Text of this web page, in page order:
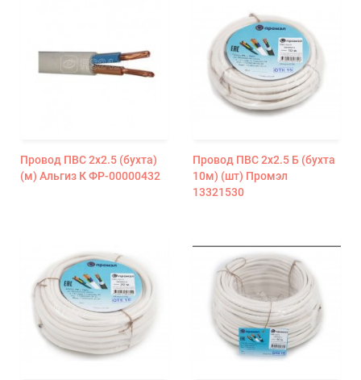
Провод ПВС 2х2.5 (бухта)
(м) Альгиз К ФР-00000432
Провод ПВС 2х2.5 Б (бухта
10м) (шт) Промэл
13321530